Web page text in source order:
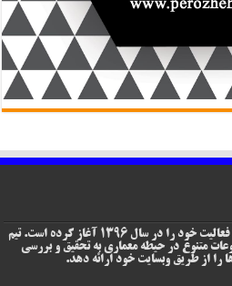
فروشگاه اینترنتی فروش فایل دانش فا فعالیت خود را در سال 1396 آغاز کرده است. تیم
متنوع در حیطه معماری به تحقیق و بررسی
را از طریق وبسایت خود ارائه دهد.